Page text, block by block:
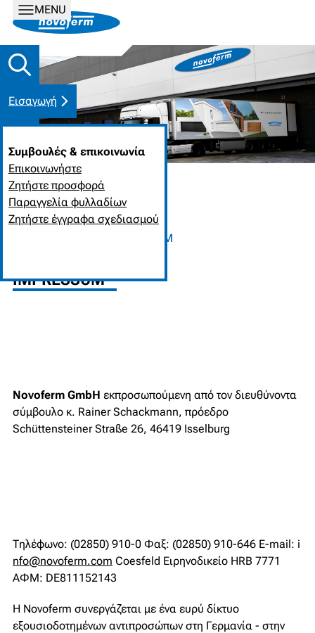
MENU
Εισαγωγή
Συμβουλές & επικοινωνία
Επικοινωνήστε
Ζητήστε προσφορά
Παραγγελία φυλλαδίων
Ζητήστε έγγραφα σχεδιασμού
IMPRESSUM
IMPRESSUM
Novoferm GmbH εκπροσωπούμενη από τον διευθύνοντα
σύμβουλο κ. Rainer Schackmann, πρόεδρο
Schüttensteiner Straße 26, 46419 Isselburg
Τηλέφωνο: (02850) 910-0 Φαξ: (02850) 910-646 E-mail: i
nfo@novoferm.com Coesfeld Ειρηνοδικείο HRB 7771
ΑΦΜ: DE811152143
Η Novoferm συνεργάζεται με ένα ευρύ δίκτυο
εξουσιοδοτημένων αντιπροσώπων στη Γερμανία - στην